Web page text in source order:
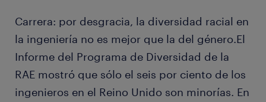
Carrera: por desgracia, la diversidad racial en
la ingeniería no es mejor que la del género.El
Informe del Programa de Diversidad de la
RAE mostró que sólo el seis por ciento de los
ingenieros en el Reino Unido son minorías. En